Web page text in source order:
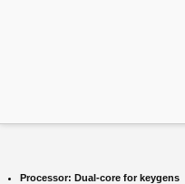
Processor: Dual-core for keygens